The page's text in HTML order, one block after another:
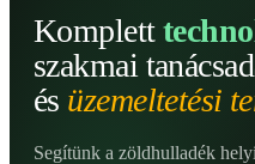
Komplett
szakmai
és üzemeltetési
Segítünk a zöldhulladék